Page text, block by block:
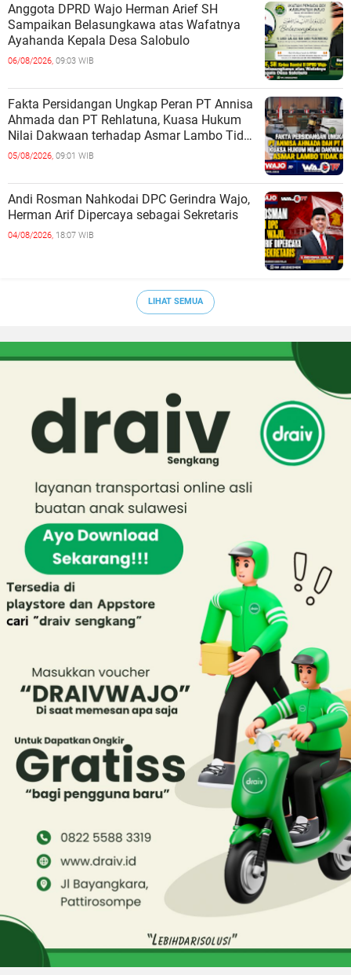
Anggota DPRD Wajo Herman Arief SH
Sampaikan Belasungkawa atas Wafatnya
Ayahanda Kepala Desa Salobulo
06/08/2026, 09:03 WIB
Fakta Persidangan Ungkap Peran PT Annisa
Ahmada dan PT Rehlatuna, Kuasa Hukum
Nilai Dakwaan terhadap Asmar Lambo Tidak
Berdasar
05/08/2026, 09:01 WIB
Andi Rosman Nahkodai DPC Gerindra Wajo,
Herman Arif Dipercaya sebagai Sekretaris
04/08/2026, 18:07 WIB
LIHAT SEMUA